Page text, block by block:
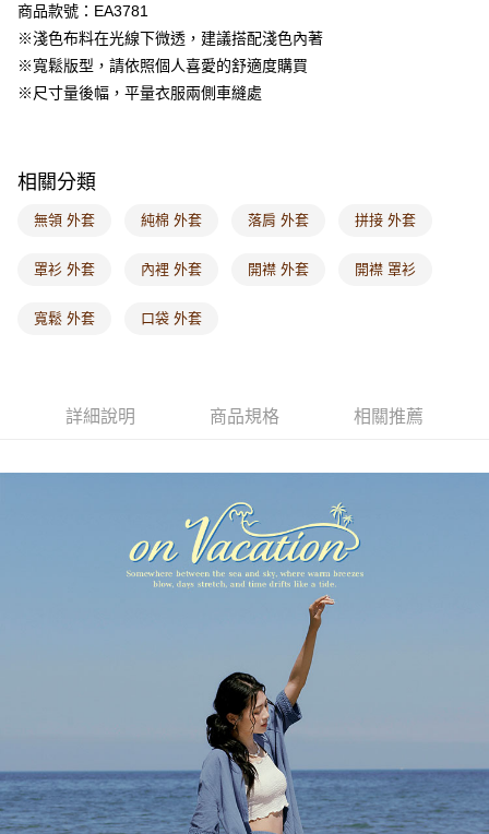
宅配
每筆NT$120，滿NT$1,000(含以上)免運費
付款後門市自取
海外配送-港/澳/新/馬/泰國專屬
海外配送-其他亞洲地區 查看運費
商品款號：EA3781
※淺色布料在光線下微透，建議搭配淺色內著
※寬鬆版型，請依照個人喜愛的舒適度購買
※尺寸量後幅，平量衣服兩側車縫處
相關分類
無領 外套 純棉 外套 落肩 外套 拼接 外套
罩衫 外套 內裡 外套 開襟 外套 開襟 罩衫
寬鬆 外套 口袋 外套
詳細說明 商品規格 相關推薦